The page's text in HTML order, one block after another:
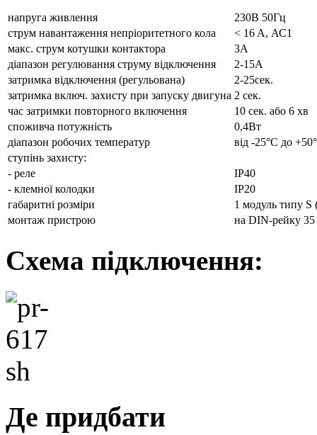
напруга живлення
230В 50Гц
струм навантаження непріоритетного кола
< 16 A, АС1
макс. струм котушки контактора
3А
діапазон регулювання струму відключення
2-15А
затримка відключення (регульована)
2-25сек.
затримка включ. захисту при запуску двигуна 2 сек.
час затримки повторного включення
10 сек. або 6 хв
споживча потужність
0,4Вт
діапазон робочих температур
від -25°С до
ступінь захисту:
- реле
ІР40
- клемної колодки
ІР20
габаритні розміри
1 модуль типу
монтаж пристрою
на DIN-рейку
Схема підключення:
Де придбати